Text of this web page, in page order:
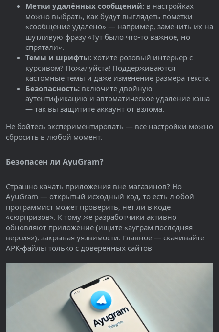
Метки удалённых сообщений: в настройках
можно выбрать, как будут выглядеть пометки
«сообщение удалено» — например, заменить их на
шутливую фразу «Тут было что-то важное, но
спрятали».
Темы и шрифты: хотите розовый интерьер с
курсивом? Пожалуйста! Поддерживаются
кастомные темы и даже изменение размера текста.
Безопасность: включите двойную
аутентификацию и автоматическое удаление кэша
— так вы защитите аккаунт от взлома.
Не бойтесь экспериментировать — все настройки можно
сбросить в любой момент.
Безопасен ли AyuGram?
Страшно качать приложения вне магазинов? Но
AyuGram — открытый исходный код, то есть любой
программист может проверить, нет ли в коде
«сюрпризов». К тому же разработчики активно
обновляют приложение (ищите «ауграм последняя
версия»), закрывая уязвимости. Главное — скачивайте
APK-файлы только с доверенных сайтов.